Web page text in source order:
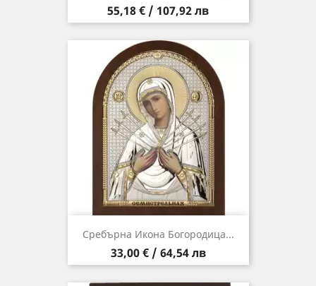
Цена
55,18 € / 107,92 лв
Сребърна Икона Богородица...
Цена
33,00 € / 64,54 лв